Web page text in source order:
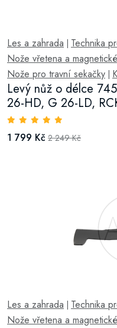
Les a zahrada Technika
Nože vřetena a
Nože pro travní sekačky
Levý nůž o délce
26-HD, G 26-LD,
1 799 Kč 2 249 Kč
Les a zahrada Technika
Nože vřetena a